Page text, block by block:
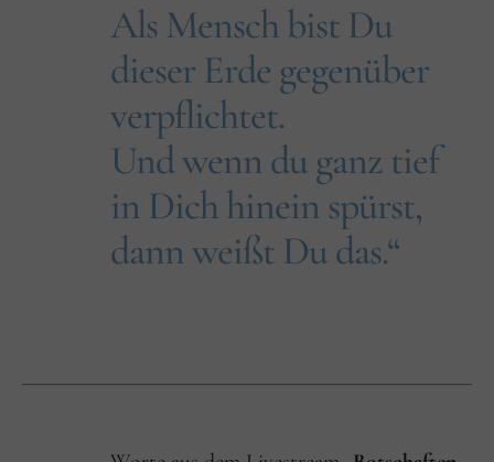
Als Mensch bist Du
dieser Erde gegenüber
verpflichtet.
Und wenn du ganz tief
in Dich hinein spürst,
dann weißt Du das.“